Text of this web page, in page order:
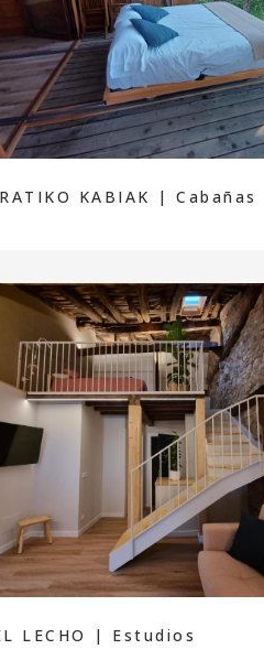
KABIAK | Cabañas
LECHO | Estudios